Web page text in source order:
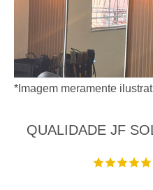
*Imagem meramente
QUALIDADE JF